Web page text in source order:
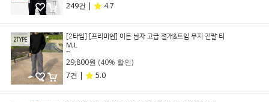
249건 |
4.7
[2타입] [프리미엄] 이든 남자 고급 절개&트임 무지 긴팔 티
M,L
29,800원 (40% 할인)
7건 |
5.0